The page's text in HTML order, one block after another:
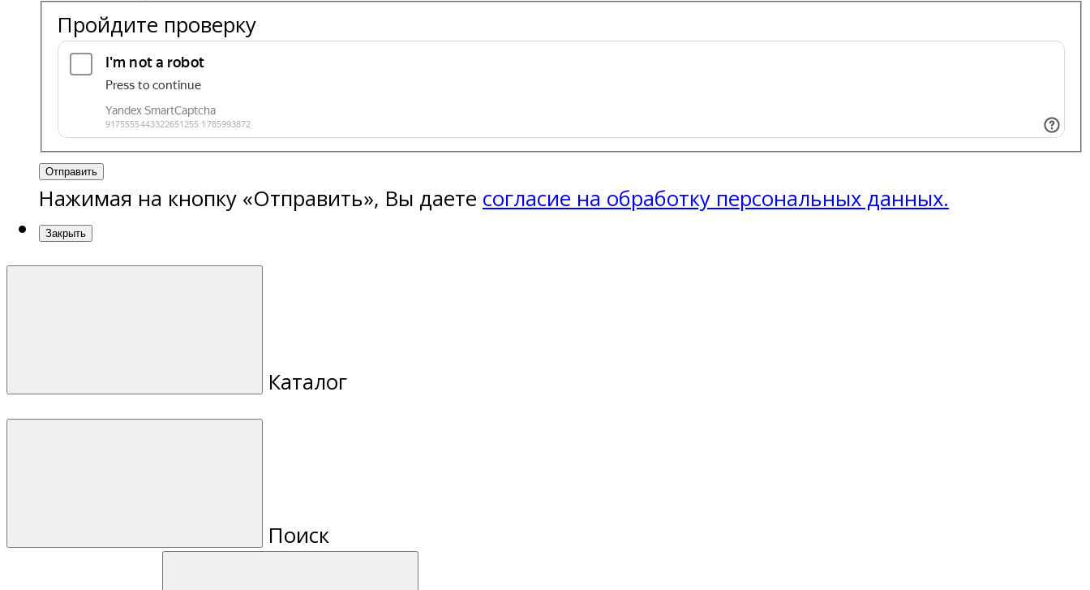
Пройдите проверку
Отправить
Нажимая на кнопку «Отправить», Вы даете согласие на обработку персональных данных.
Закрыть
Каталог
Поиск